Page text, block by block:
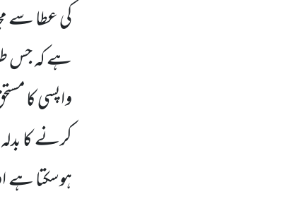
کی عطا سے
ہے کہ جس
واپسی کا
کرنے کا